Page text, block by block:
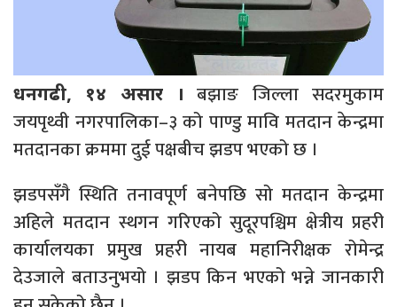
धनगढी, १४ असार । बझाङ जिल्ला सदरमुकाम
जयपृथ्वी नगरपालिका–३ को पाण्डु मावि मतदान केन्द्रमा
मतदानका क्रममा दुई पक्षबीच झडप भएको छ ।
झडपसँगै स्थिति तनावपूर्ण बनेपछि सो मतदान केन्द्रमा
अहिले मतदान स्थगन गरिएको सुदूरपश्चिम क्षेत्रीय प्रहरी
कार्यालयका प्रमुख प्रहरी नायब महानिरीक्षक रोमेन्द्र
देउजाले बताउनुभयो । झडप किन भएको भन्ने जानकारी